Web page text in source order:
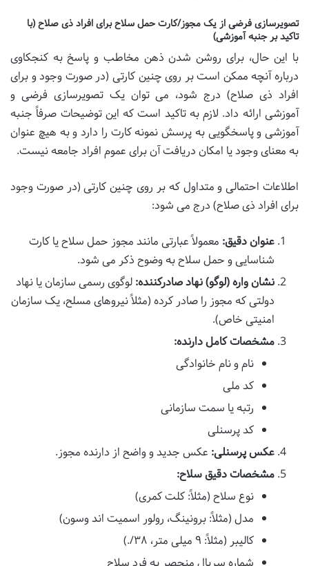
تصویرسازی فرضی از یک مجوز/کارت حمل سلاح برای افراد ذی صلاح (با
تاکید بر جنبه آموزشی)
با این حال، برای روشن شدن ذهن مخاطب و پاسخ به کنجکاوی
درباره آنچه ممکن است بر روی چنین کارتی (در صورت وجود و برای
افراد ذی صلاح) درج شود، می توان یک تصویرسازی فرضی و
آموزشی ارائه داد. لازم به تاکید است که این توضیحات صرفاً جنبه
آموزشی و پاسخگویی به پرسش نمونه کارت را دارد و به هیچ عنوان
به معنای وجود یا امکان دریافت آن برای عموم افراد جامعه نیست.
اطلاعات احتمالی و متداول که بر روی چنین کارتی (در صورت وجود
برای افراد ذی صلاح) درج می شود:
عنوان دقیق: معمولاً عبارتی مانند مجوز حمل سلاح یا کارت
شناسایی و حمل سلاح به وضوح ذکر می شود.
نشان واره (لوگو) نهاد صادرکننده: لوگوی رسمی سازمان یا نهاد
دولتی که مجوز را صادر کرده (مثلاً نیروهای مسلح، یک سازمان
امنیتی خاص).
مشخصات کامل دارنده:
نام و نام خانوادگی
کد ملی
رتبه یا سمت سازمانی
کد پرسنلی
عکس پرسنلی: عکس جدید و واضح از دارنده مجوز.
مشخصات دقیق سلاح:
نوع سلاح (مثلاً: کلت کمری)
مدل (مثلاً: برونینگ، رولور اسمیت اند وسون)
کالیبر (مثلاً: ۹ میلی متر، ۳۸/.)
شماره سریال منحصر به فرد سلاح